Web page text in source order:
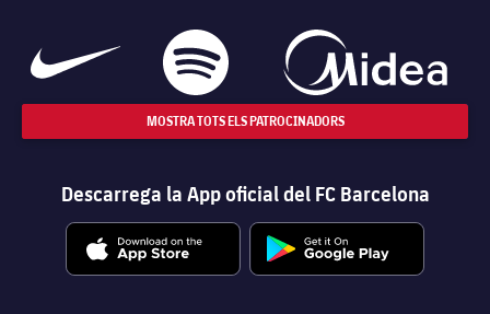
MOSTRA TOTS ELS PATROCINADORS
Descarrega la App oficial del FC Barcelona